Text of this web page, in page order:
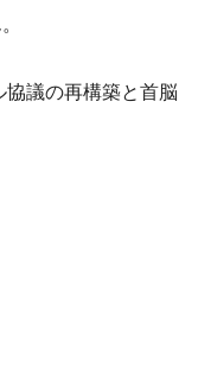
議の再構築と首脳